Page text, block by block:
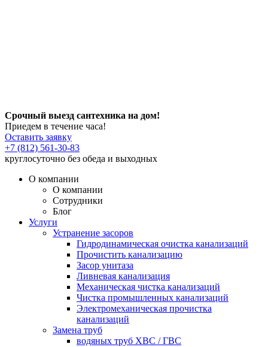
Срочный выезд сантехника на дом!
Приедем в течение часа!
Оставить заявку
+7 (812) 561-30-83
круглосуточно без обеда и выходных
О компании
О компании
Сотрудники
Блог
Услуги
Устранение засоров
Гидродинамическая очистка канализаций
Прочистить канализацию
Засор унитаза
Ливневая канализация
Механическая чистка канализаций
Чистка промышленных канализаций
Электромеханическая прочистка
канализаций
Замена труб
водяных труб ХВС / ГВС